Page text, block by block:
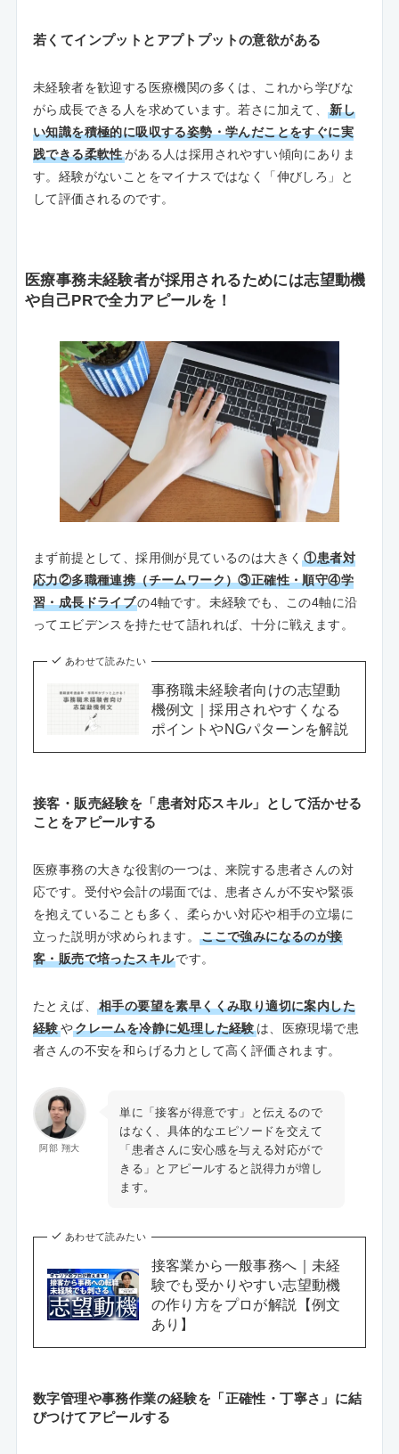
若くてインプットとアプトプットの意欲がある
未経験者を歓迎する医療機関の多くは、これから学びな
がら成長できる人を求めています。若さに加えて、新し
い知識を積極的に吸収する姿勢・学んだことをすぐに実
践できる柔軟性がある人は採用されやすい傾向にありま
す。経験がないことをマイナスではなく「伸びしろ」と
して評価されるのです。
医療事務未経験者が採用されるためには志望動機
や自己PRで全力アピールを！
まず前提として、採用側が見ているのは大きく①患者対
応力②多職種連携（チームワーク）③正確性・順守④学
習・成長ドライブの4軸です。未経験でも、この4軸に沿
ってエビデンスを持たせて語れれば、十分に戦えます。
あわせて読みたい
事務職未経験者向けの志望動
機例文｜採用されやすくなる
ポイントやNGパターンを解説
接客・販売経験を「患者対応スキル」として活かせる
ことをアピールする
医療事務の大きな役割の一つは、来院する患者さんの対
応です。受付や会計の場面では、患者さんが不安や緊張
を抱えていることも多く、柔らかい対応や相手の立場に
立った説明が求められます。ここで強みになるのが接
客・販売で培ったスキルです。
たとえば、
相手の要望を素早くくみ取り適切に案内した
経験やクレームを冷静に処理した経験は、医療現場で患
者さんの不安を和らげる力として高く評価されます。
阿部 翔大
単に「接客が得意です」と伝えるので
はなく、具体的なエピソードを交えて
「患者さんに安心感を与える対応がで
きる」とアピールすると説得力が増し
ます。
あわせて読みたい
接客業から一般事務へ｜未経
験でも受かりやすい志望動機
の作り方をプロが解説【例文
あり】
数字管理や事務作業の経験を「正確性・丁寧さ」に結
びつけてアピールする